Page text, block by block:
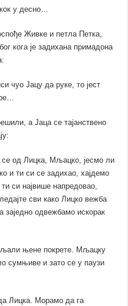
у десно…
Живке и петла Петка,
кога је задихана примадона
чуо Јацу да руке, то јест
а Јаца се тајанствено
од Лицка, Мљацко, јесмо ли
и ти си се задихао, хајдемо
си највише напредовао,
сви како Лицко вежба
одвежбамо искорак
њене покрете. Мљацку
сумњиве и зато се у паузи
Лицка. Морамо да га